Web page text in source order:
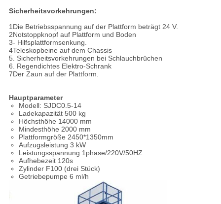
Sicherheitsvorkehrungen:
1Die Betriebsspannung auf der Plattform beträgt 24 V.
2Notstoppknopf auf Plattform und Boden
3- Hilfsplattformsenkung.
4Teleskopbeine auf dem Chassis
5. Sicherheitsvorkehrungen bei Schlauchbrüchen
6. Regendichtes Elektro-Schrank
7Der Zaun auf der Plattform.
Hauptparameter
Modell: SJDC0.5-14
Ladekapazität 500 kg
Höchsthöhe 14000 mm
Mindesthöhe 2000 mm
Plattformgröße 2450*1350mm
Aufzugsleistung 3 kW
Leistungsspannung 1phase/220V/50HZ
Aufhebezeit 120s
Zylinder F100 (drei Stück)
Getriebepumpe 6 ml/h